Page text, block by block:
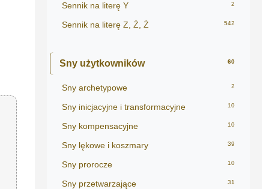
Sennik na literę Y 2
Sennik na literę Z, Ź, Ż 542
Sny użytkowników 60
Sny archetypowe 2
Sny inicjacyjne i transformacyjne 10
Sny kompensacyjne 10
Sny lękowe i koszmary 39
Sny prorocze 10
Sny przetwarzające 31